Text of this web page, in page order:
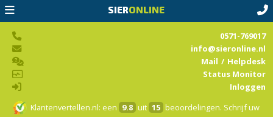
SIERONLINE
Klantenvertellen.nl: een 9.8 uit 15 beoordelingen. Schrijf uw
0571-769017
info@sieronline.nl
Mail / Helpdesk
Status Monitor
Inloggen